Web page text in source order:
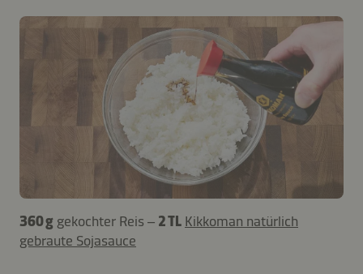
360 g gekochter Reis – 2 TL Kikkoman natürlich
gebraute Sojasauce